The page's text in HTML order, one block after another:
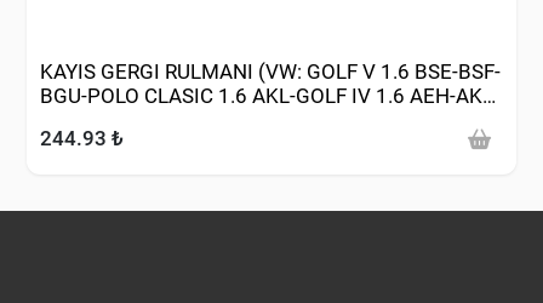
KAYIS GERGI RULMANI (VW: GOLF V 1.6 BSE-BSF-
BGU-POLO CLASIC 1.6 AKL-GOLF IV 1.6 AEH-AKL-
244.93 ₺